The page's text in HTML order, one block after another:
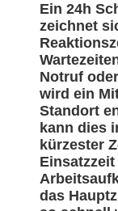
Ein 24h
zeichnet
Notruf
wird ein
Standort
kann dies
kürzester
das